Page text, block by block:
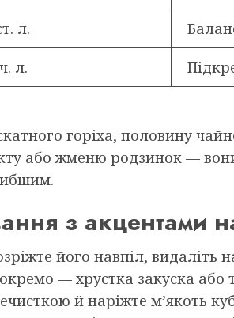
л.
л.
горіха, половину
або жменю родзинок —
з акцентами
його навпіл, видаліть
— хрустка закуска або
й наріжте м’якоть